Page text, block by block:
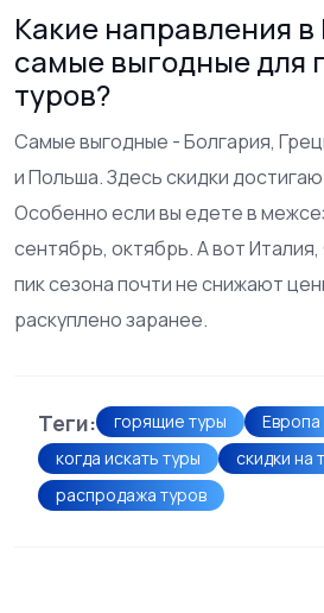
Какие направления
самые выгодные для
туров?
Самые выгодные - Болгария,
и Польша. Здесь скидки
Особенно если вы едете в
сентябрь, октябрь. А вот
пик сезона почти не снижают
раскуплено заранее.
Теги: горящие туры
Европа
когда искать туры
скидки на
распродажа туров